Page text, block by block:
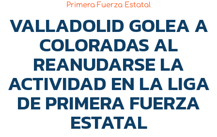
Primera Fuerza Estatal
VALLADOLID GOLEA A
COLORADAS AL
REANUDARSE LA
ACTIVIDAD EN LA LIGA
DE PRIMERA FUERZA
ESTATAL